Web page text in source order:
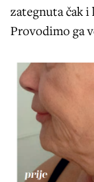
zategnuta čak i
Provodimo ga